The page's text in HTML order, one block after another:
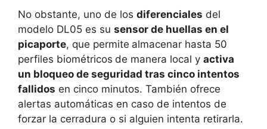
No obstante, uno de los diferenciales del
modelo DL05 es su sensor de huellas en el
picaporte, que permite almacenar hasta 50
perfiles biométricos de manera local y activa
un bloqueo de seguridad tras cinco intentos
fallidos en cinco minutos. También ofrece
alertas automáticas en caso de intentos de
forzar la cerradura o si alguien intenta retirarla.